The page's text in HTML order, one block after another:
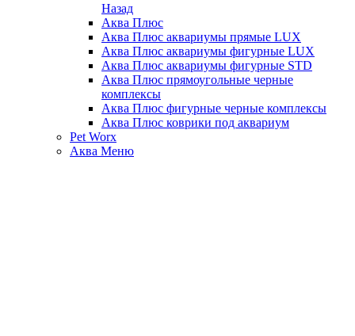
Назад
Аква Плюс
Аква Плюс аквариумы прямые LUX
Аква Плюс аквариумы фигурные LUX
Аква Плюс аквариумы фигурные STD
Аква Плюс прямоугольные черные
комплексы
Аква Плюс фигурные черные комплексы
Аква Плюс коврики под аквариум
Pet Worx
Аква Меню